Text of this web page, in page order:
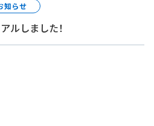
知らせ
ルしました！